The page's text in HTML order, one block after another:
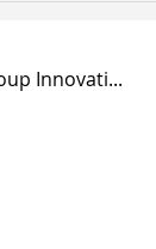
Innovati...